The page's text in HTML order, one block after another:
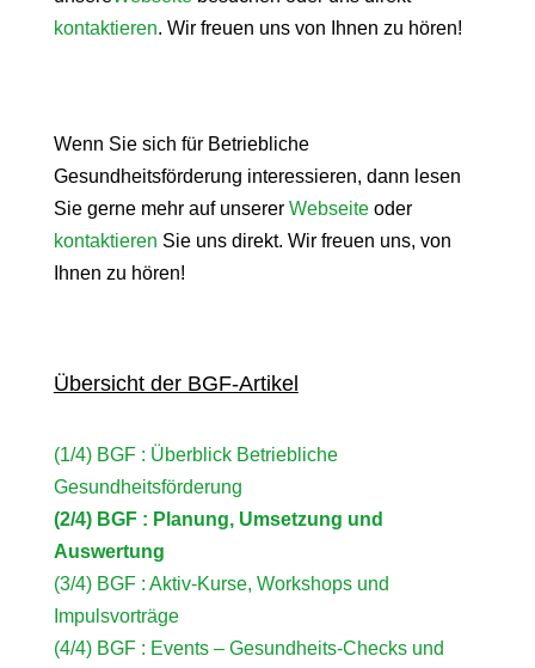
kontaktieren. Wir freuen uns von Ihnen zu hören!
Wenn Sie sich für Betriebliche
Gesundheitsförderung interessieren, dann lesen
Sie gerne mehr auf unserer Webseite oder
kontaktieren Sie uns direkt. Wir freuen uns, von
Ihnen zu hören!
Übersicht der BGF-Artikel
(1/4) BGF : Überblick Betriebliche
Gesundheitsförderung
(2/4) BGF : Planung, Umsetzung und
Auswertung
(3/4) BGF : Aktiv-Kurse, Workshops und
Impulsvorträge
(4/4) BGF : Events – Gesundheits-Checks und